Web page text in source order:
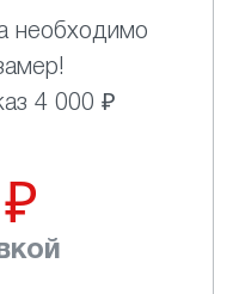
необходимо
4 000 ₽
₽